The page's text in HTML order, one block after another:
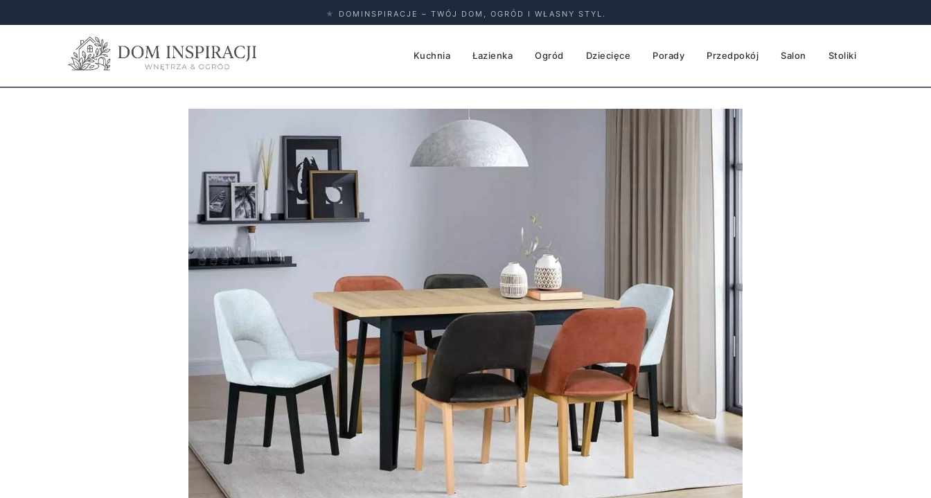
★ DOMINSPIRACJE – TWÓJ DOM, OGRÓD I WŁASNY STYL.
Kuchnia Łazienka Ogród Dziecięce Porady Przedpokój Salon Stoliki